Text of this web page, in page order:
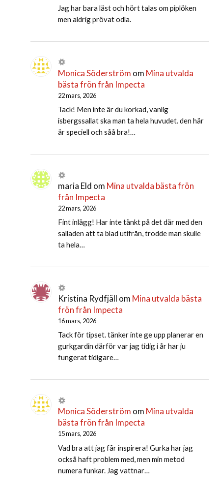
Jag har bara läst och hört talas om piplöken
men aldrig prövat odla.
Monica Söderström om Mina utvalda
bästa frön från Impecta
22 mars, 2026
Tack! Men inte är du korkad, vanlig
isbergssallat ska man ta hela huvudet. den här
är speciell och såå bra!…
maria Eld om Mina utvalda bästa frön
från Impecta
22 mars, 2026
Fint inlägg! Har inte tänkt på det där med den
salladen att ta blad utifrån, trodde man skulle
ta hela…
Kristina Rydfjäll om Mina utvalda bästa
frön från Impecta
16 mars, 2026
Tack för tipset. tänker inte ge upp planerar en
gurkgardin därför var jag tidig i år har ju
fungerat tidigare…
Monica Söderström om Mina utvalda
bästa frön från Impecta
15 mars, 2026
Vad bra att jag får inspirera! Gurka har jag
också haft problem med, men min metod
numera funkar. Jag vattnar…